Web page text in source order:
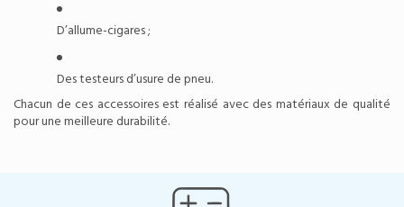
D’allume-cigares ;
Des testeurs d’usure de pneu.
Chacun de ces accessoires est réalisé avec des matériaux de qualité
pour une meilleure durabilité.